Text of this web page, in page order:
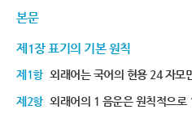
본문
제1장 표기의 기본 원칙
제1항 외래어는 국어의 현용 24 자모
제2항 외래어의 1 음운은 원칙적으로